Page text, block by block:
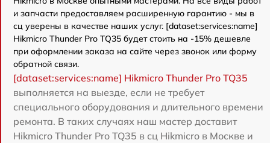
и запчасти предоставляем расширенную гарантию - мы в
сц уверены в качестве наших услуг. [dataset:services:name]
Hikmicro Thunder Pro TQ35 будет стоить на -15% дешевле
при оформлении заказа на сайте через звонок или форму
обратной связи.
[dataset:services:name] Hikmicro Thunder Pro TQ35
выполняется на выезде, если не требует
специального оборудования и длительного времени
ремонта. В таких случаях наш мастер доставит
Hikmicro Thunder Pro TQ35 в сц Hikmicro в Москве и